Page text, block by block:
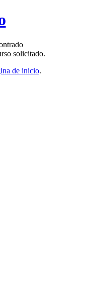
solicitado.
de inicio.